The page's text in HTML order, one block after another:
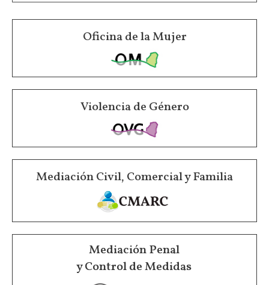
Oficina de la Mujer
Violencia de Género
Mediación Civil, Comercial y Familia
Mediación Penal
y Control de Medidas